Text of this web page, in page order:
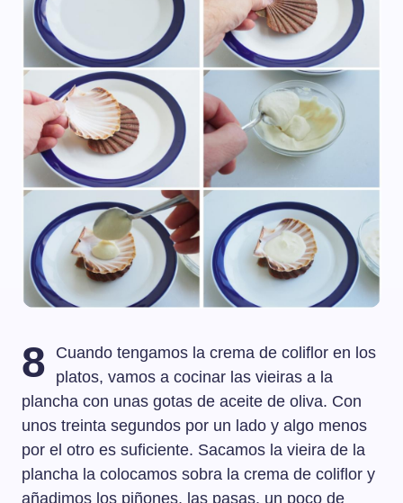
8
Cuando tengamos la crema de coliflor en los
platos, vamos a cocinar las vieiras a la
plancha con unas gotas de aceite de oliva. Con
unos treinta segundos por un lado y algo menos
por el otro es suficiente. Sacamos la vieira de la
plancha la colocamos sobra la crema de coliflor y
añadimos los piñones, las pasas, un poco de